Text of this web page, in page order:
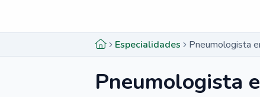
Especialidades Pneumologista
Pneumologista